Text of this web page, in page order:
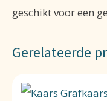
geschikt voor een
Gerelateerde